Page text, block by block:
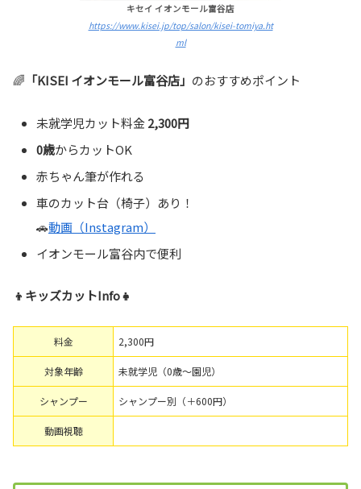
キセイ イオンモール富谷店
https://www.kisei.jp/top/salon/kisei-tomiya.ht
ml
🌈 「KISEI イオンモール富谷店」 のおすすめポイント
未就学児カット料金2,300円
0歳からカットOK
赤ちゃん筆が作れる
車のカット台（椅子）あり！
🚗動画（Instagram）
イオンモール富谷内で便利
👦キッズカットInfo👧
料金 2,300円
対象年齢 未就学児（0歳～園児）
シャンプー シャンプー別（＋600円）
動画視聴